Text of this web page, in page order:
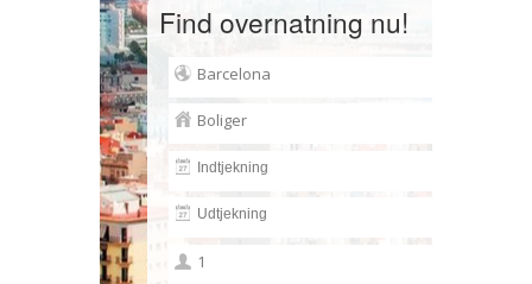
Find overnatning nu!